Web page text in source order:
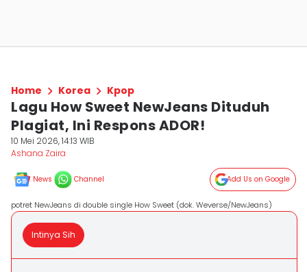
Home Korea Kpop
Lagu How Sweet NewJeans Dituduh
Plagiat, Ini Respons ADOR!
10 Mei 2026, 14:13 WIB
Ashana Zaira
News Channel Add Us on Google
potret NewJeans di double single How Sweet (dok. Weverse/NewJeans)
Intinya Sih